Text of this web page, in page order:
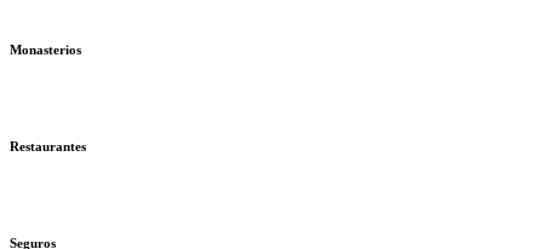
Monasterios
Restaurantes
Seguros